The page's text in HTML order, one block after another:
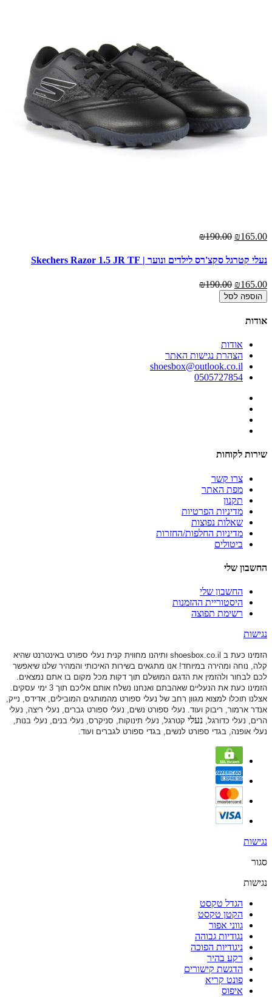
₪165.00
₪190.00
נעלי קטרגל סקצ'רס לילדים ונוער | Skechers Razor 1.5 JR TF
₪165.00
₪190.00
הוספה לסל
אודות
אודות
הצהרת נגישות האתר
shoesbox@outlook.co.il
0505727854
שירות לקוחות
צרו קשר
מפת האתר
תקנון
מדיניות הפרטיות
שאלות נפוצות
מדיניות החלפות/החזרות
ביטולים
החשבון שלי
החשבון שלי
היסטוריית ההזמנות
רשימת תפוצה
נגישות
הזמינו כעת ב shoesbox.co.il ותיהנו מחווית קנית נעלי ספורט באינטרנט שהיא
קלה, נוחה ומהירה במיוחד! אנו מתגאים בשירות האיכותי והמהיר שלנו שיאפשר
לכם לבחור ולהזמין את הדגם המושלם תוך דקות מכל מקום בו אתם נמצאים.
הזמינו כעת את הנעליים שאהבתם ואנחנו נשלח אותם אליכם תוך 3 ימי עסקים.
אצלנו תוכלו למצוא מגוון רחב של נעלי ספורט מהמותגים המובילים, אדידס, נייק,
אנדר ארמור, ריבוק ועוד. נעלי ספורט נשים, נעלי ספורט גברים, נעלי ריצה, נעלי
הרים, נעלי כדורגל, נעלי קטרגל, נעלי תינוקות, סניקרס, נעלי בנים, נעלי בנות,
נעלי אופנה, בגדי ספורט לנשים, בגדי ספורט לגברים ועוד.
נגישות
סגור
נגישות
הגדל טקסט
הקטן טקסט
גווני אפור
נגודיות גבוהה
ניגודיות הפוכה
רקע בהיר
הדגשת קישורים
פונט קריא
איפוס